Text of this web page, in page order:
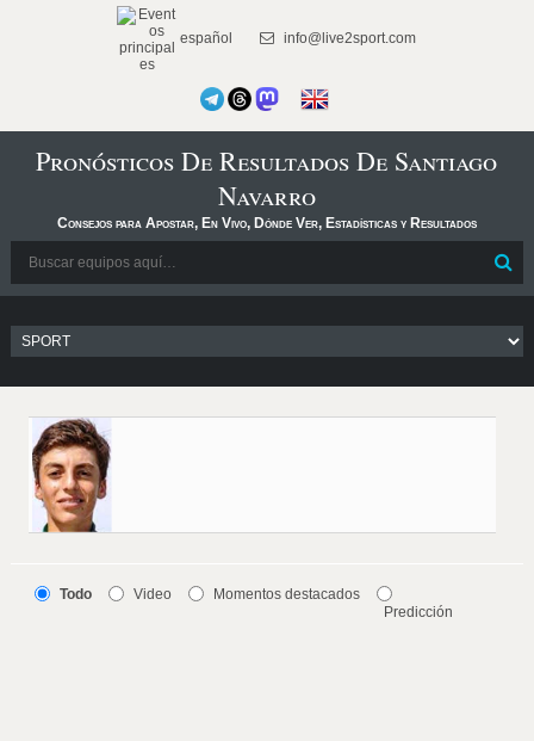
español info@live2sport.com
Pronósticos De Resultados De Santiago
Navarro
Consejos para Apostar, En Vivo, Dónde Ver, Estadísticas y Resultados
Todo Video
Momentos destacados
Predicción